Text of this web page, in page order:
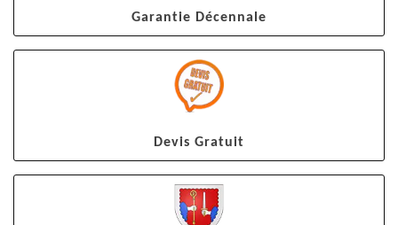
Garantie Décennale
Devis Gratuit